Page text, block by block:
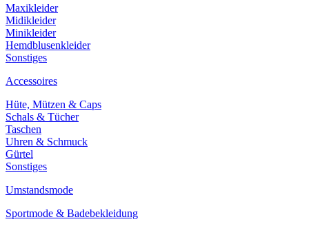
Maxikleider
Midikleider
Minikleider
Hemdblusenkleider
Sonstiges
Accessoires
Hüte, Mützen & Caps
Schals & Tücher
Taschen
Uhren & Schmuck
Gürtel
Sonstiges
Umstandsmode
Sportmode & Badebekleidung